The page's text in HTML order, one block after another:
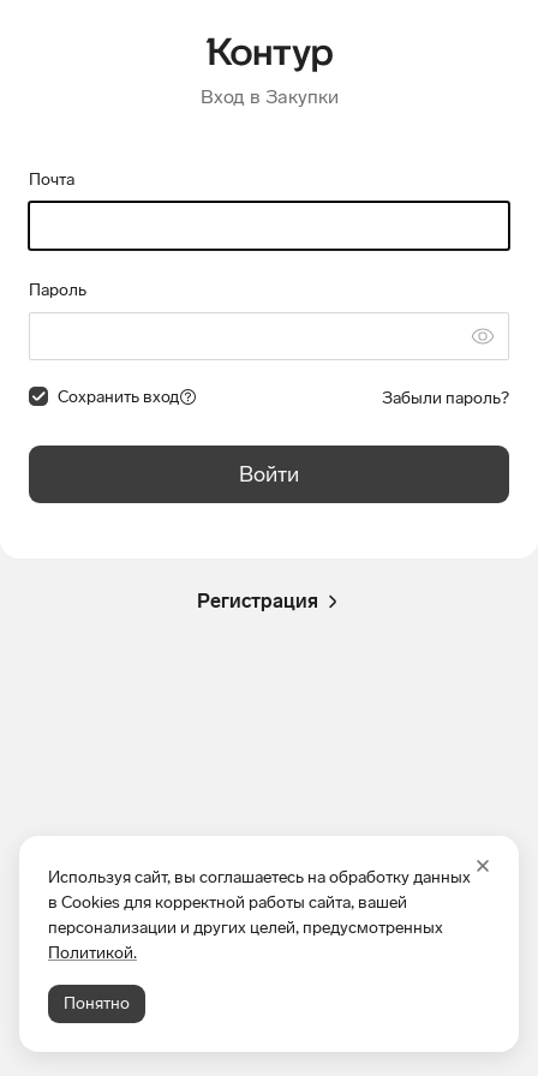
Используя сайт, вы соглашаетесь на обработку данных
в Cookies для корректной работы сайта, вашей
персонализации и других целей, предусмотренных
Политикой.
Понятно
Вход в Закупки
Почта
Пароль
Сохранить вход Забыли пароль?
Войти
Регистрация